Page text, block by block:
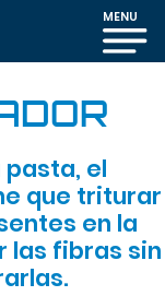
MENU
pasta, el
que triturar
en la
las fibras sin